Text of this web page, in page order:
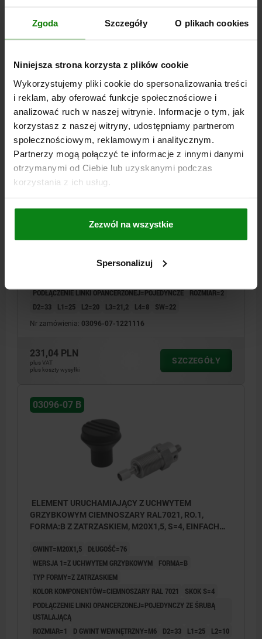
Zgoda Szczegóły O plikach cookies
Niniejsza strona korzysta z plików cookie
Wykorzystujemy pliki cookie do spersonalizowania treści
i reklam, aby oferować funkcje społecznościowe i
analizować ruch w naszej witrynie. Informacje o tym, jak
korzystasz z naszej witryny, udostępniamy partnerom
społecznościowym, reklamowym i analitycznym.
Partnerzy mogą połączyć te informacje z innymi danymi
otrzymanymi od Ciebie lub uzyskanymi podczas
korzystania z ich usług.
Zezwól na wszystkie
Spersonalizuj
242,52 PLN
03096-07 B
EINFACH, L=86, STAL NIERDZEWNA,
TYP FORMY=Z ZATRZASKIEM
PODŁĄCZENIE LINKI OPANCERZONEJ=POJEDYNCZE ROZMIAR=2
D2=33
L1=25 L2=20 L3=21,2 L4=8 SW=22
Nr zamówienia: 03096-07-1221116
231,04 PLN
plus VAT
plus koszty wysyłki
SZCZEGÓŁY
03096-07 B
ELEMENT URUCHAMIAJĄCY Z UCHWYTEM
GRZYBKOWYM CIEMNOSZARY RAL7021, RO.1,
FORMA:B Z ZATRZASKIEM, M20X1,5, S=4, EINFACH
KOMP:TERMOPLAST
GWINT=M20X1,5
DŁUGOŚĆ=76
WERSJA 1=Z UCHWYTEM GRZYBKOWYM
FORMA=B
TYP FORMY=Z ZATRZASKIEM
KOLOR KOMPONENTÓW=CIEMNOSZARY RAL 7021
SKOK S=4
PODŁĄCZENIE LINKI OPANCERZONEJ=POJEDYNCZY ZE ŚRUBĄ
USTALAJĄCĄ
ROZMIAR=1
D GWINT WEWNĘTRZNY=M6 D2=33 L1=25
L2=10